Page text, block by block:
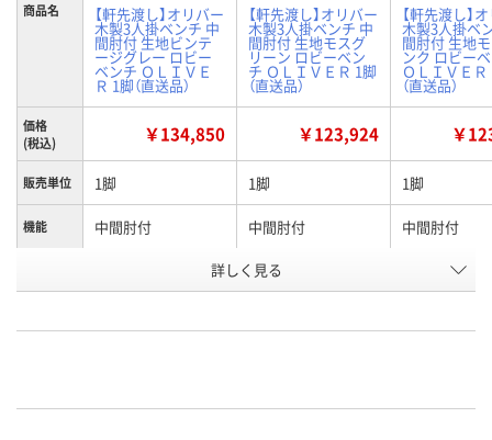
商品名 【軒先渡し】オリバー
木製3人掛ベンチ 中
間肘付 生地ビンテ
ージグレー ロビー
ベンチ ＯＬＩＶＥ
Ｒ 1脚（直送品）
【軒先渡し】オリバー
木製3人掛ベンチ 中
間肘付 生地モスグ
リーン ロビーベン
チ ＯＬＩＶＥＲ 1脚
（直送品）
【軒先渡し】
木製3人掛ベ
間肘付 生地
ンク ロビー
ＯＬＩＶＥＲ
（直送品）
価格
(税込)
￥134,850 ￥123,924 ￥
販売単位 1脚 1脚 1脚
機能 中間肘付 中間肘付 中間肘付
モスグリーン モスピンク
号
お届け日
詳しく見る